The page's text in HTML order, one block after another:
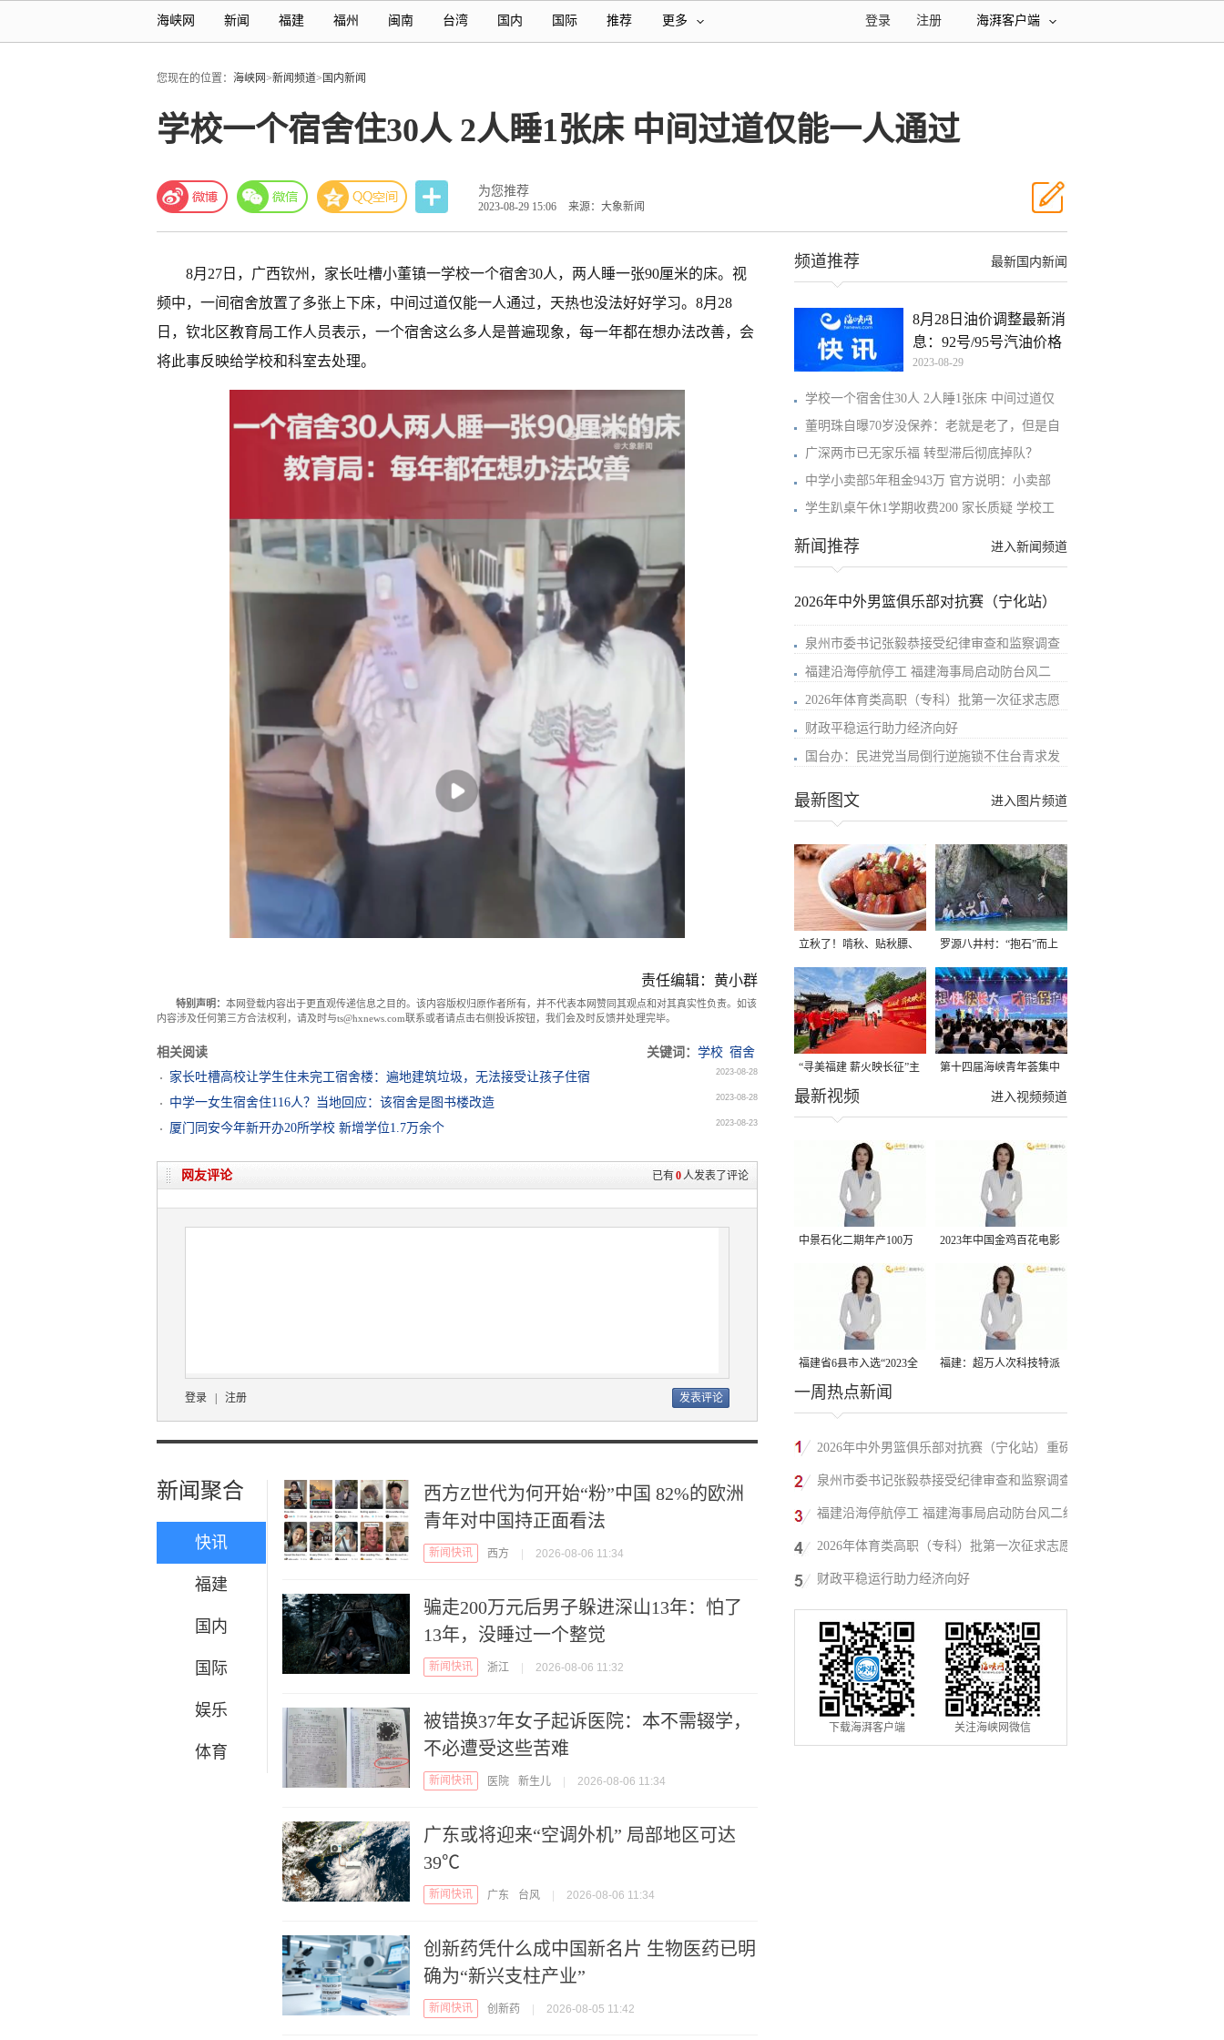
海峡网 新闻 福建 福州 闽南 台湾 国内 国际 推荐 更多 海湃客户端
注册
登录
您现在的位置： 海峡网>新闻频道> 国内新闻
学校一个宿舍住30人 2人睡1张床 中间过道仅能一人通过
为您推荐
2023-08-29 15:06 来源：大象新闻
8月27日，广西钦州，家长吐槽小董镇一学校一个宿舍30人，两人睡一张90厘米的床。视
频中，一间宿舍放置了多张上下床，中间过道仅能一人通过，天热也没法好好学习。8月28
日，钦北区教育局工作人员表示，一个宿舍这么多人是普遍现象，每一年都在想办法改善，会
将此事反映给学校和科室去处理。
责任编辑：黄小群
特别声明： 本网登载内容出于更直观传递信息之目的。该内容版权归原作者所有，并不代表本网赞同其观点和对其真实性负责。如该
内容涉及任何第三方合法权利，请及时与ts@hxnews.com联系或者请点击右侧投诉按钮，我们会及时反馈并处理完毕。
相关阅读 关键词： 学校 宿舍
家长吐槽高校让学生住未完工宿舍楼：遍地建筑垃圾，无法接受让孩子住宿
2023-08-28
中学一女生宿舍住116人？当地回应：该宿舍是图书楼改造 2023-08-28
厦门同安今年新开办20所学校 新增学位1.7万余个 2023-08-23
已有0人发表了评论
网友评论
登录 注册
新闻聚合
快讯
福建
国内
国际
娱乐
体育
西方Z世代为何开始“粉”中国 82%的欧洲
青年对中国持正面看法
新闻快讯 西方 2026-08-06 11:34
骗走200万元后男子躲进深山13年：怕了
13年，没睡过一个整觉
新闻快讯 浙江 2026-08-06 11:32
被错换37年女子起诉医院：本不需辍学，
不必遭受这些苦难
新闻快讯 医院 新生儿 2026-08-06 11:34
广东或将迎来“空调外机” 局部地区可达
39℃
新闻快讯 广东 台风 2026-08-06 11:34
创新药凭什么成中国新名片 生物医药已明
确为“新兴支柱产业”
新闻快讯 创新药 2026-08-05 11:42
最新国内新闻
频道推荐
8月28日油价调整最新消
息：92号/95号汽油价格
2023-08-29
学校一个宿舍住30人 2人睡1张床 中间过道仅
董明珠自曝70岁没保养：老就是老了，但是自
广深两市已无家乐福 转型滞后彻底掉队？
中学小卖部5年租金943万 官方说明：小卖部
学生趴桌午休1学期收费200 家长质疑 学校工
进入新闻频道
新闻推荐
2026年中外男篮俱乐部对抗赛（宁化站）
泉州市委书记张毅恭接受纪律审查和监察调查
福建沿海停航停工 福建海事局启动防台风二
2026年体育类高职（专科）批第一次征求志愿
财政平稳运行助力经济向好
国台办：民进党当局倒行逆施锁不住台青求发
进入图片频道
最新图文
立秋了！啃秋、贴秋膘、
晒秋，福建人这样过才够
味→
罗源八井村：“抱石”而上
“寻美福建 薪火映长征”主
题活动在龙岩长汀启动
第十四届海峡青年荟集中
阶段活动在福州举行
进入视频频道
最新视频
中景石化二期年产100万
吨丙烷脱氢项目建成中交
2023年中国金鸡百花电影
节有福电影巡展31日启动
福建省6县市入选“2023全
国县域发展潜力百强县”
福建：超万人次科技特派
一周热点新闻
2026年中外男篮俱乐部对抗赛（宁化站）重磅
来袭！抢票通道即将开启→
泉州市委书记张毅恭接受纪律审查和监察调查
福建沿海停航停工 福建海事局启动防台风二级
应急响应
2026年体育类高职（专科）批第一次征求志愿
填报
财政平稳运行助力经济向好
下载海湃客户端 关注海峡网微信